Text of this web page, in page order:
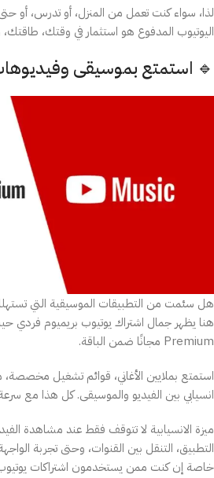
لذا، سواء كنت تعمل من المنزل، أو تدرس، أو
اليوتيوب المدفوع هو استثمار في وقتك، طاقتك،
🔹 استمتع بموسيقى وفيديوهات
هل سئمت من التطبيقات الموسيقية التي تستهلك
Premium مجانًا ضمن الباقة.
استمتع بملايين الأغاني، قوائم تشغيل
انسيابي بين الفيديو والموسيقى. كل هذا مع
ميزة الانسيابية لا تتوقف فقط عند مشاهدة
التطبيق، التنقل بين القنوات، وحتى تجربة
خاصة إن كنت ممن يستخدمون اشتراكات